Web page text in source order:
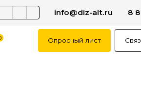
info@diz-alt.ru 8
Опросный лист